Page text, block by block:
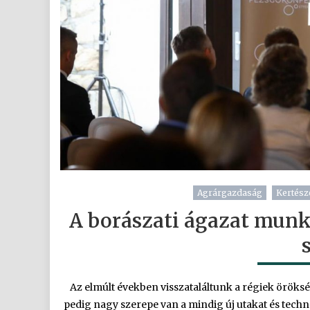
Agrárgazdaság
A borászati ágazat
Az elmúlt években visszataláltunk a régiek
pedig nagy szerepe van a mindig új utakat és